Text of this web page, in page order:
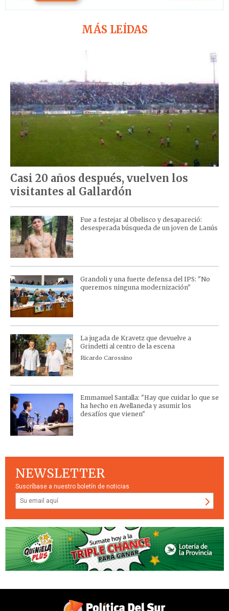
MÁS LEÍDAS
Casi 20 años después, vuelven los
visitantes al Gallardón
Fue a festejar al Obelisco y desapareció:
desesperada búsqueda de un joven de Lanús
Grandoli y una fuerte defensa del IPS: "No
queremos ninguna modernización"
La jugada de Kravetz que devuelve a
Grindetti al centro de la escena
Ricardo Carossino
Emmanuel Santalla: "Hay que cuidar lo que se
ha hecho en Avellaneda y asumir los
desafíos que vienen"
NEWSLETTER
Suscríbase a nuestro boletín de noticias